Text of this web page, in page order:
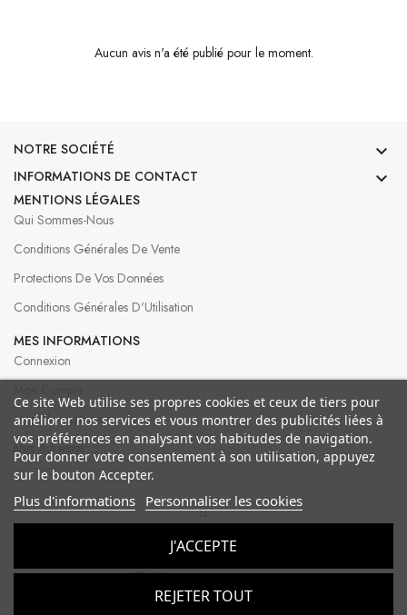
Aucun avis n'a été publié pour le moment.
NOTRE SOCIÉTÉ 
INFORMATIONS DE CONTACT 
MENTIONS LÉGALES
Qui Sommes-Nous
Conditions Générales De Vente
Protections De Vos Données
Conditions Générales D'Utilisation
MES INFORMATIONS
Connexion
Mes Informations
Mes Adresses
Ce site Web utilise ses propres cookies et ceux de tiers pour
améliorer nos services et vous montrer des publicités liées à
vos préférences en analysant vos habitudes de navigation.
Pour donner votre consentement à son utilisation, appuyez
sur le bouton Accepter.
Plus d'informations Personnaliser les cookies
REJETER TOUT
J'ACCEPTE
© 2026 Bergeron Créations